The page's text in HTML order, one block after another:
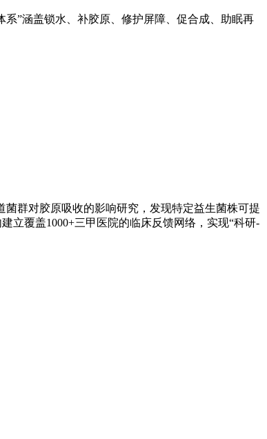
”涵盖锁水、补胶原、修护屏障、促合成、助眠再
群对胶原吸收的影响研究，发现特定益生菌株可提
立覆盖1000+三甲医院的临床反馈网络，实现“科研-